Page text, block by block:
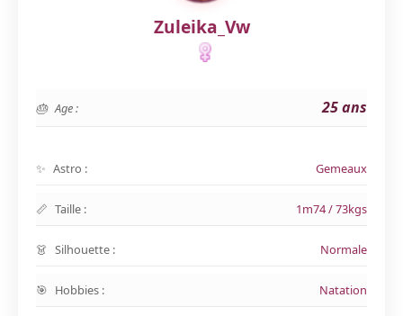
Zuleika_Vw
Age : 25 ans
Astro : Gemeaux
Taille : 1m74 / 73kgs
Silhouette : Normale
Hobbies : Natation